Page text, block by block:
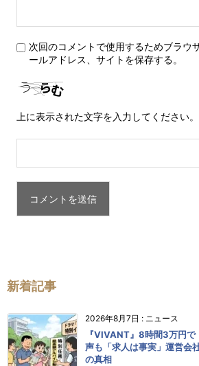
次回のコメントで使用するためブラウ
ールアドレス、サイトを保存する。
上に表示された文字を入力してください。
新着記事
2026年8月7日 : ニュース
『VIVANT』8時間3万円
声も「求人は事実」運営会
の真相